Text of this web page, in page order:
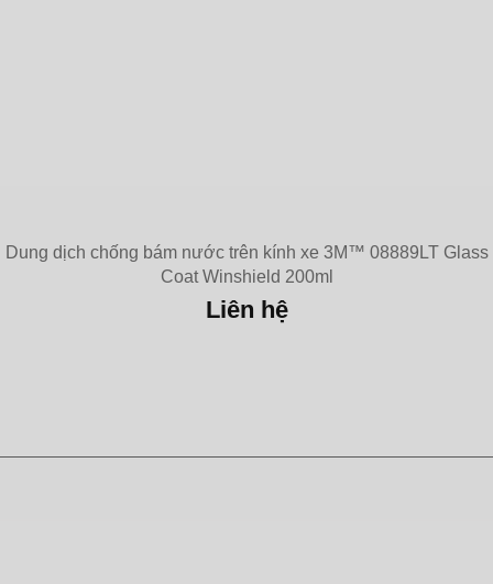
Dung dịch chống bám nước trên kính xe 3M™ 08889LT Glass
Coat Winshield 200ml
Liên hệ